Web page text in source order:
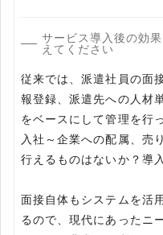
サービス導入後の効
えてください
従来では、派遣社員の面
報登録、派遣先への人材
をベースにして管理を行
入社～企業への配属、売
行えるものはないか？導
面接自体もシステムを活
るので、現代にあったニ